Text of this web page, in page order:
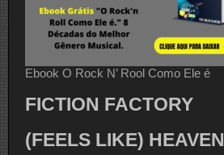
Ebook O Rock N’ Rool Como Ele é
FICTION FACTORY
(FEELS LIKE) HEAVEN